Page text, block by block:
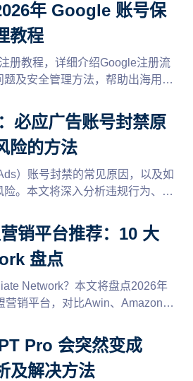
年 Google 账号保
教程
册教程，详细介绍Google注册流
及安全管理方法，帮助出海用户
必应广告账号封禁原
险的方法
）账号封禁的常见原因，以及如
。本文将深入分析违规行为、账
告投放策略。
销平台推荐：10 大
盘点
Network？本文将盘点2026年
营销平台，对比Awin、Amazon
账号管理建议，帮助联盟客找到
提高联盟营销收益。
Pro 会突然变成
及解决方法